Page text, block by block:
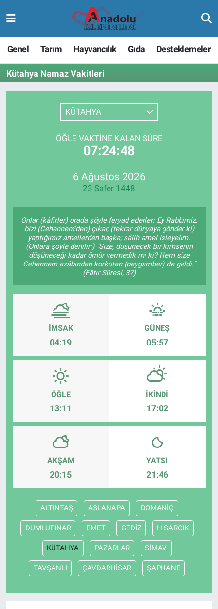
Genel Tarım Hayvancılık Gıda Desteklemeler
Kütahya Namaz Vakitleri
KÜTAHYA
ÖĞLE VAKTINE KALAN SÜRE
07:24:48
6 Ağustos 2026
23 Safer 1448
Onlar (kâfirler) orada şöyle feryad ederler: Ey Rabbimiz,
bizi (Cehennem'den) çıkar, (tekrar dünyaya gönder ki)
yaptığımız amellerden başka; sâlih amel işleyelim.
(Onlara şöyle denilir:) "Size, düşünecek bir kimsenin
düşüneceği kadar ömür vermedik mi ki? Hem size
Cehennem azâbından korkutan (peygamber) de geldi."
(Fâtır Sûresi, 37)
İMSAK
04:19
GÜNEŞ
05:57
ÖĞLE
13:11
İKINDI
17:02
AKŞAM
20:15
YATSI
21:46
ALTINTAŞ ASLANAPA DOMANİÇ
DUMLUPINAR EMET GEDİZ HİSARCIK
KÜTAHYA PAZARLAR SİMAV
TAVŞANLI ÇAVDARHİSAR ŞAPHANE